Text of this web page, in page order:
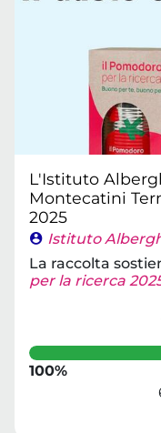
L'Istituto
Montecatini
2025
Istituto
La raccolta
per la ricerca
100%